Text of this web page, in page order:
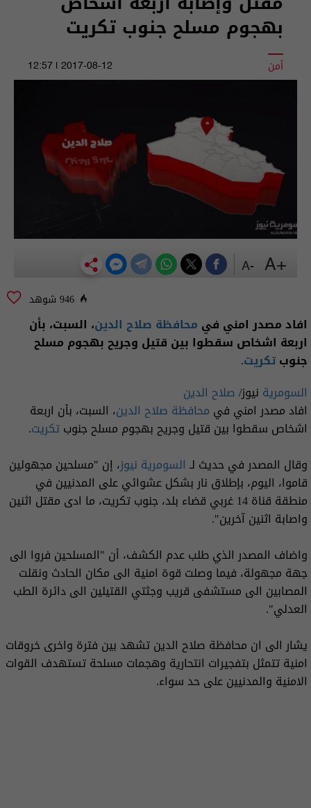
بهجوم مسلح جنوب تكريت
أمن 2017-08-12 | 12:57
946 شوهد
افاد مصدر امني في محافظة صلاح الدين، السبت، بأن
اربعة اشخاص سقطوا بين قتيل وجريح بهجوم مسلح
جنوبتكريت.
السومرية نيوز/صلاح الدين
افاد مصدر امني في محافظة صلاح الدين، السبت، بأن اربعة
اشخاص سقطوا بين قتيل وجريح بهجوم مسلح جنوبتكريت.
وقال المصدر في حديث لـ السومرية نيوز، إن "مسلحين مجهولين
قاموا، اليوم، بإطلاق نار بشكل عشوائي على المدنيين في
منطقة قناة 14 غربي قضاء بلد، جنوب تكريت، ما ادى مقتل اثنين
واصابة اثنين آخرين".
واضاف المصدر الذي طلب عدم الكشف، أن "المسلحين فروا الى
جهة مجهولة، فيما وصلت قوة امنية الى مكان الحادث ونقلت
المصابين الى مستشفى قريب وجثتي القتيلين الى دائرة الطب
العدلي".
يشار الى ان محافظة صلاح الدين تشهد بين فترة واخرى خروقات
امنية تتمثل بتفجيرات انتحارية وهجمات مسلحة تستهدف القوات
الامنية والمدنيين على حد سواء.
+A
-A